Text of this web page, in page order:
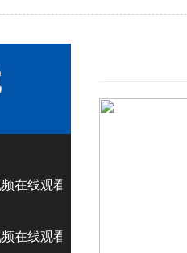
在线观看（KA.KY认证）
在线观看